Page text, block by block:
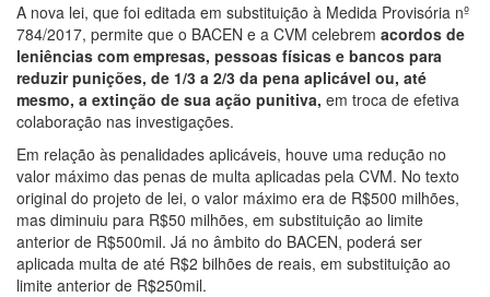
A nova lei, que foi editada em substituição à Medida Provisória nº
784/2017, permite que o BACEN e a CVM celebrem acordos de
leniências com empresas, pessoas físicas e bancos para
reduzir punições, de 1/3 a 2/3 da pena aplicável ou, até
mesmo, a extinção de sua ação punitiva, em troca de efetiva
colaboração nas investigações.
Em relação às penalidades aplicáveis, houve uma redução no
valor máximo das penas de multa aplicadas pela CVM. No texto
original do projeto de lei, o valor máximo era de R$500 milhões,
mas diminuiu para R$50 milhões, em substituição ao limite
anterior de R$500mil. Já no âmbito do BACEN, poderá ser
aplicada multa de até R$2 bilhões de reais, em substituição ao
limite anterior de R$250mil.